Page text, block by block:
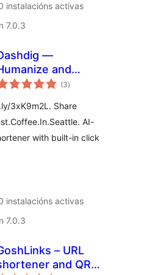
instalacións activas
7.0.3
—
and
URLs
(3valoracións
totais
)
3xK9m2L. Share
AI-
with built-in click
instalacións activas
7.0.3
– URL
and QR